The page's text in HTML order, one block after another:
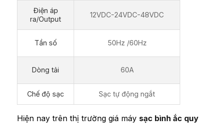
Điện áp
ra/Output
12VDC-24VDC-48VDC
Tần số 50Hz /60Hz
Dòng tải 60A
Chế độ sạc Sạc tự động ngắt
Hiện nay trên thị trường giá máy sạc bình ắc quy